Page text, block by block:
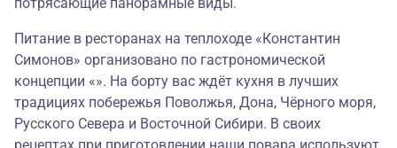
потрясающие панорамные виды.
Питание в ресторанах на теплоходе «Константин
Симонов» организовано по гастрономической
концепции «». На борту вас ждёт кухня в лучших
традициях побережья Поволжья, Дона, Чёрного моря,
Русского Севера и Восточной Сибири. В своих